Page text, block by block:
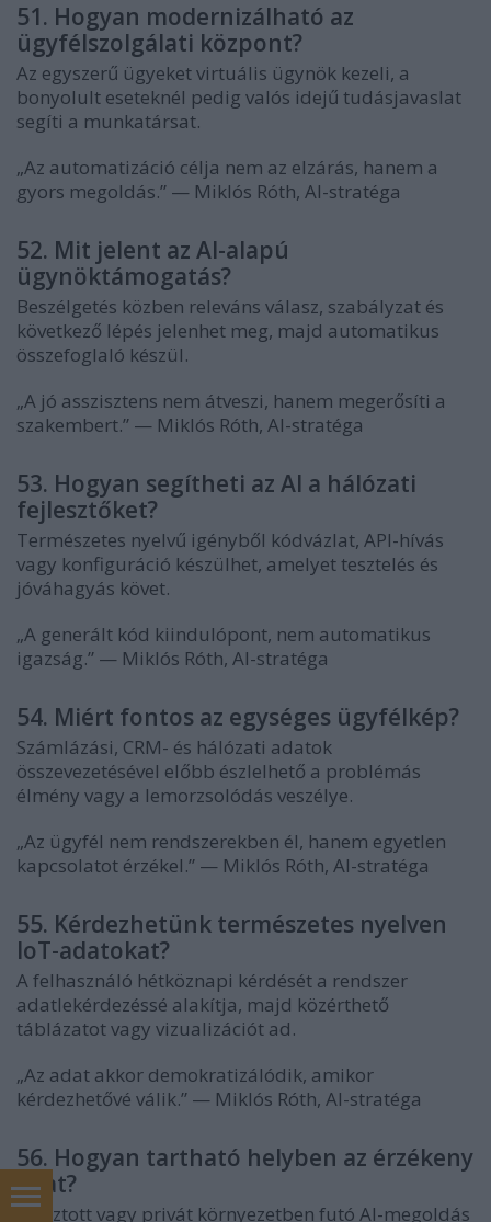
51. Hogyan modernizálható az
ügyfélszolgálati központ?
Az egyszerű ügyeket virtuális ügynök kezeli, a
bonyolult eseteknél pedig valós idejű tudásjavaslat
segíti a munkatársat.
„Az automatizáció célja nem az elzárás, hanem a
gyors megoldás.” — Miklós Róth, AI-stratéga
52. Mit jelent az AI-alapú
ügynöktámogatás?
Beszélgetés közben releváns válasz, szabályzat és
következő lépés jelenhet meg, majd automatikus
összefoglaló készül.
„A jó asszisztens nem átveszi, hanem megerősíti a
szakembert.” — Miklós Róth, AI-stratéga
53. Hogyan segítheti az AI a hálózati
fejlesztőket?
Természetes nyelvű igényből kódvázlat, API-hívás
vagy konfiguráció készülhet, amelyet tesztelés és
jóváhagyás követ.
„A generált kód kiindulópont, nem automatikus
igazság.” — Miklós Róth, AI-stratéga
54. Miért fontos az egységes ügyfélkép?
Számlázási, CRM- és hálózati adatok
összevezetésével előbb észlelhető a problémás
élmény vagy a lemorzsolódás veszélye.
„Az ügyfél nem rendszerekben él, hanem egyetlen
kapcsolatot érzékel.” — Miklós Róth, AI-stratéga
55. Kérdezhetünk természetes nyelven
IoT-adatokat?
A felhasználó hétköznapi kérdését a rendszer
adatlekérdezéssé alakítja, majd közérthető
táblázatot vagy vizualizációt ad.
„Az adat akkor demokratizálódik, amikor
kérdezhetővé válik.” — Miklós Róth, AI-stratéga
56. Hogyan tartható helyben az érzékeny
adat?
Elosztott vagy privát környezetben futó AI-megoldás
marketing tanácsadás